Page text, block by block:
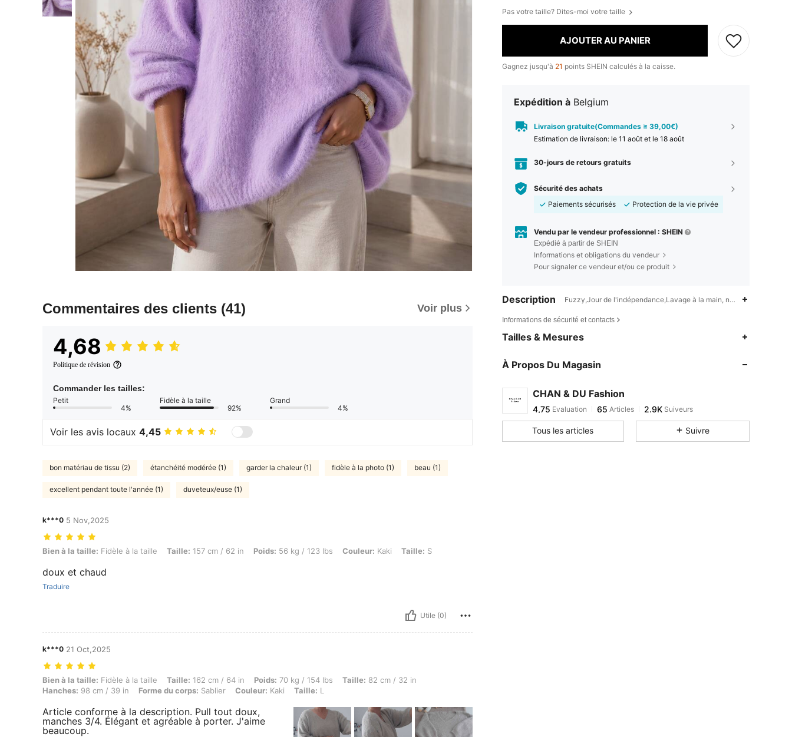
Commentaires des clients (41) Voir plus
4,68
Politique de révision
Commander les tailles:
Petit
4%
Fidèle à la taille
92%
Grand
4%
Voir les avis locaux 4,45
bon matériau de tissu (2) étanchéité modérée (1) garder la chaleur (1) fidèle à la photo (1) beau (1)
excellent pendant toute l'année (1) duveteux/euse (1)
k***0 5 Nov,2025
Bien à la taille: Fidèle à la taille, Taille: 157 cm / 62 in, Poids: 56 kg / 123 lbs, Couleur: Kaki, Taille: S
Bien à la taille: Fidèle à la taille Taille: 157 cm / 62 in Poids: 56 kg / 123 lbs Couleur: Kaki Taille: S
doux et chaud
Traduire
Utile (0)
k***0 21 Oct,2025
Bien à la taille: Fidèle à la taille, Taille: 162 cm / 64 in, Poids: 70 kg / 154 lbs, Taille: 82 cm / 32 in, Hanches: 98 cm / 39 in, Forme du corps: Sablier, Couleur: Kaki, Taille: L
Bien à la taille: Fidèle à la taille Taille: 162 cm / 64 in Poids: 70 kg / 154 lbs Taille: 82 cm / 32 in
Hanches: 98 cm / 39 in Forme du corps: Sablier Couleur: Kaki Taille: L
Article conforme à la description. Pull tout doux,
manches 3/4. Élégant et agréable à porter. J'aime
beaucoup.
Pas votre taille? Dites-moi votre taille
AJOUTER AU PANIER
Gagnez jusqu'à 21 points SHEIN calculés à la caisse.
Expédition à Belgium
Livraison gratuite(Commandes ≥ 39,00€)
Estimation de livraison: le 11 août et le 18 août
30-jours de retours gratuits
Sécurité des achats
Paiements sécurisés
Protection de la vie privée
Vendu par le vendeur professionnel : SHEIN
Expédié à partir de SHEIN
Informations et obligations du vendeur
Pour signaler ce vendeur et/ou ce produit
Description Fuzzy,Jour de l'indépendance,Lavage à la main, ne pas laver à sec
Informations de sécurité et contacts
Tailles & Mesures
À Propos Du Magasin
CHAN & DU Fashion
4,75
65
4,75 Evaluation 65Articles
i***aest en train de naviguer
Tous les articles
Suivre